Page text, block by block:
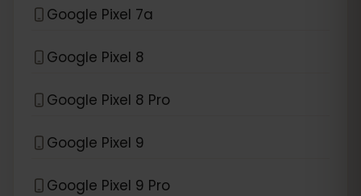
Google Pixel 7a
Google Pixel 8
Google Pixel 8 Pro
Google Pixel 9
Google Pixel 9 Pro